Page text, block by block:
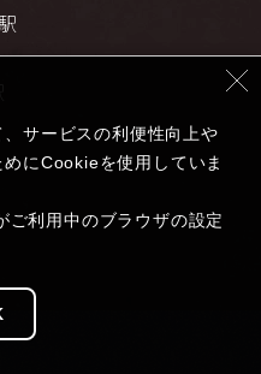
サービスの利便性向上や
にCookieを使用していま
利用中のブラウザの設定